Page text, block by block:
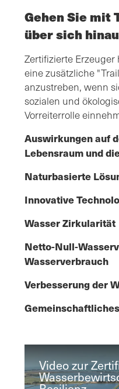
Gehen Sie mit
über sich
Zertifizierte
eine zusätzliche
anzustreben, wenn
sozialen und
Vorreiterrolle
Auswirkungen auf
Lebensraum und
Naturbasierte
Innovative
Wasser Zirkularität
Netto-Null-
Wasserverbrauch
Verbesserung der
Video zur